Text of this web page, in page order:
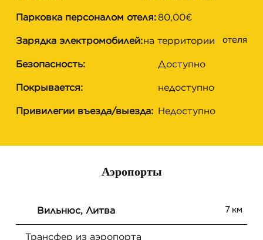
Парковка персоналом отеля:80,00€
Зарядка электромобилей:на территории отеля
Безопасность:
Доступно
Покрывается:
недоступно
Привилегии въезда/выезда: Недоступно
Аэропорты
Вильнюс, Литва 7 км
Трансфер из аэропорта